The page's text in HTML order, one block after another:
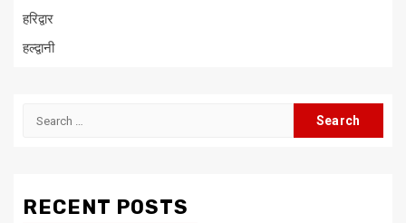
हरिद्वार
हल्द्वानी
Search
RECENT POSTS